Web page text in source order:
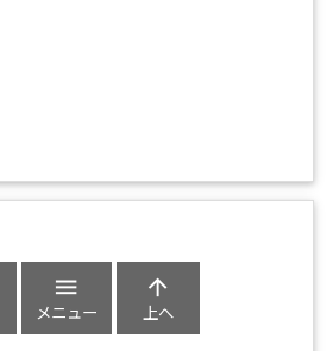

メニュー

上へ